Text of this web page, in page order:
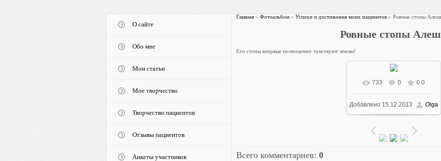
О сайте
Обо мне
Мои статьи
Мое творчество
Творчество пациентов
Отзывы пациентов
Анкеты участников
Главная» Фотоальбом» Успехи и достижения моих пациентов» Ровные стопы
Ровные стопы
Его стопы впервые полноценно чувствуют землю!
В реальном размере
700x525/ 84.0Kb
733 0 0.0
Добавлено15.12.2013 Olga
Всего комментариев: 0